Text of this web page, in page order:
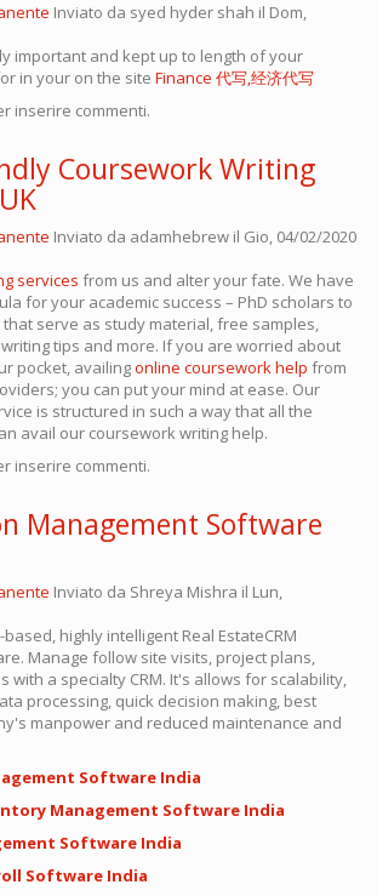
Inviato da syed hyder shah il Dom,
important and kept up to length of your
in your on the site Finance 代写,经济代写
inserire commenti.
Coursework Writing
Inviato da adamhebrew il Gio, 04/02/2020
services from us and alter your fate. We have
for your academic success – PhD scholars to
serve as study material, free samples,
tips and more. If you are worried about
pocket, availingonline coursework help from
you can put your mind at ease. Our
is structured in such a way that all the
avail our coursework writing help.
inserire commenti.
Management Software
Inviato da Shreya Mishra il Lun,
highly intelligent Real EstateCRM
Manage follow site visits, project plans,
with a specialty CRM. It's allows for scalability,
processing, quick decision making, best
manpower and reduced maintenance and
Software India
Management Software India
Software India
Software India